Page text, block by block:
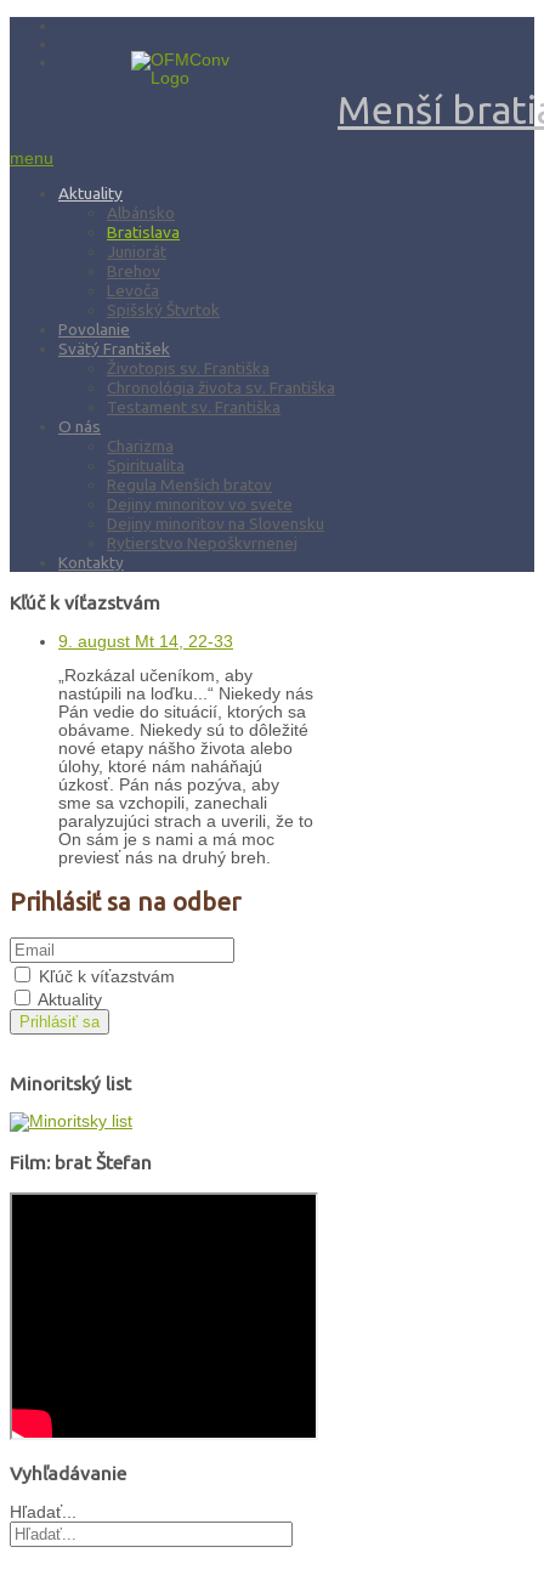
Menší
menu
Aktuality
Albánsko
Bratislava
Juniorát
Brehov
Levoča
Spišský Štvrtok
Povolanie
Svätý František
Životopis sv. Františka
Chronológia života sv. Františka
Testament sv. Františka
O nás
Charizma
Spiritualita
Regula Menších bratov
Dejiny minoritov vo svete
Dejiny minoritov na Slovensku
Rytierstvo Nepoškvrnenej
Kontakty
Kľúč k víťazstvám
9. august Mt 14, 22-33
„Rozkázal učeníkom, aby
nastúpili na loďku...“ Niekedy nás
Pán vedie do situácií, ktorých sa
obávame. Niekedy sú to dôležité
nové etapy nášho života alebo
úlohy, ktoré nám naháňajú
úzkosť. Pán nás pozýva, aby
sme sa vzchopili, zanechali
paralyzujúci strach a uverili, že to
On sám je s nami a má moc
previesť nás na druhý breh.
Prihlásiť sa na odber
Kľúč k víťazstvám
Aktuality
Prihlásiť sa
Minoritský list
Film: brat Štefan
Vyhľadávanie
Hľadať...